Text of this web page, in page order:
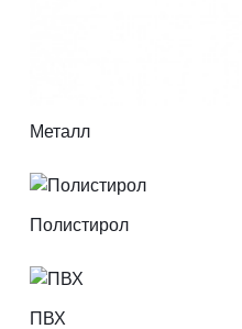
Металл
Полистирол
ПВХ